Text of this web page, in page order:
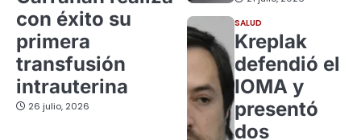
con éxito su
primera
transfusión
intrauterina
26 julio, 2026
SALUD
Kreplak
defendió el
IOMA y
presentó
dos